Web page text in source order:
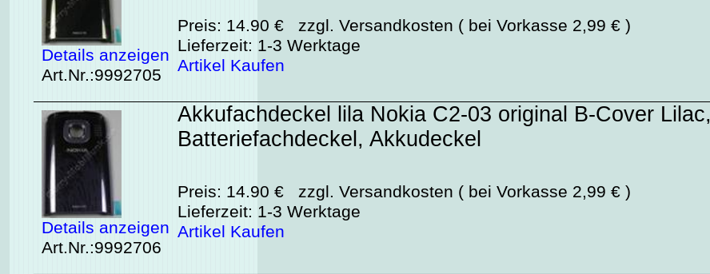
Details anzeigen
Art.Nr.:9992705
Preis: 14.90 € zzgl. Versandkosten ( bei Vorkasse 2,99 € )
Lieferzeit: 1-3 Werktage
Artikel Kaufen
Details anzeigen
Art.Nr.:9992706
Akkufachdeckel lila Nokia C2-03 original B-Cover Lilac,
Batteriefachdeckel, Akkudeckel
Preis: 14.90 € zzgl. Versandkosten ( bei Vorkasse 2,99 € )
Lieferzeit: 1-3 Werktage
Artikel Kaufen